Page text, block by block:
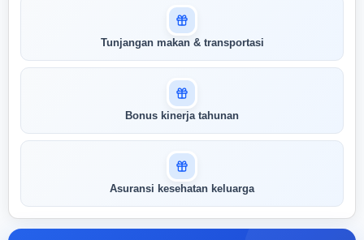
Tunjangan makan & transportasi
Bonus kinerja tahunan
Asuransi kesehatan keluarga